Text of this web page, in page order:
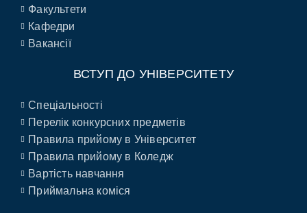
Факультети
Кафедри
Вакансії
ВСТУП ДО УНІВЕРСИТЕТУ
Спеціальності
Перелік конкурсних предметів
Правила прийому в Університет
Правила прийому в Коледж
Вартість навчання
Приймальна коміся